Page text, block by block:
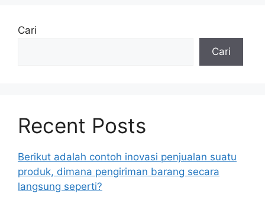
Cari
Cari
Recent Posts
Berikut adalah contoh inovasi penjualan suatu
produk, dimana pengiriman barang secara
langsung seperti?